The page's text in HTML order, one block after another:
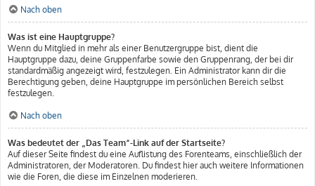
Nach oben
Was ist eine Hauptgruppe?
Wenn du Mitglied in mehr als einer Benutzergruppe bist, dient die
Hauptgruppe dazu, deine Gruppenfarbe sowie den Gruppenrang, der bei dir
standardmäßig angezeigt wird, festzulegen. Ein Administrator kann dir die
Berechtigung geben, deine Hauptgruppe im persönlichen Bereich selbst
festzulegen.
Nach oben
Was bedeutet der „Das Team“-Link auf der Startseite?
Auf dieser Seite findest du eine Auflistung des Forenteams, einschließlich der
Administratoren, der Moderatoren. Du findest hier auch weitere Informationen
wie die Foren, die diese im Einzelnen moderieren.